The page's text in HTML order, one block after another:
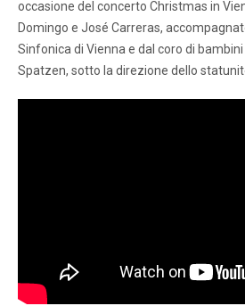
occasione del concerto Christmas in
Domingo e José Carreras,
Sinfonica di Vienna e dal coro di
Spatzen, sotto la direzione dello